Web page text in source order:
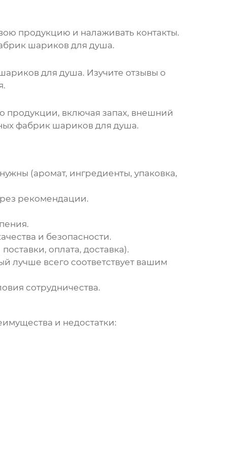
продукцию и налаживать контакты.
шариков для душа.
для душа. Изучите отзывы о
продукции, включая запах, внешний
фабрик шариков для душа.
(аромат, ингредиенты, упаковка,
рекомендации.
и безопасности.
оплата, доставка).
лучше всего соответствует вашим
сотрудничества.
и недостатки: